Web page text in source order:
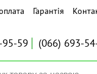
Гарантія
95-59 (066) 693-